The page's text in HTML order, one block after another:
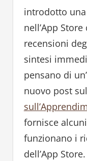
introdotto
nell’App
recensioni
sintesi
pensano di
nuovo post
fornisce
funzionano i
dell’App Store.